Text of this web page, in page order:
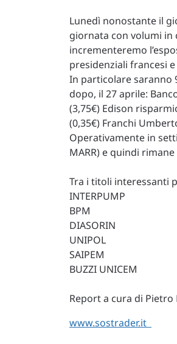
Lunedì nonostante il
giornata con volumi in
incrementeremo
presidenziali francesi
In particolare saranno
dopo, il 27 aprile:
(3,75€) Edison
(0,35€) Franchi
Operativamente in
MARR) e quindi
Tra i titoli interessanti
INTERPUMP
BPM
DIASORIN
UNIPOL
SAIPEM
BUZZI UNICEM
Report a cura di Pietro
www.sostrader.it